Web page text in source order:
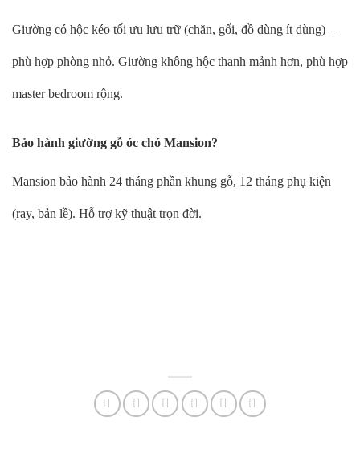
Giường có hộc kéo tối ưu lưu trữ (chăn, gối, đồ dùng ít dùng) –
phù hợp phòng nhỏ. Giường không hộc thanh mảnh hơn, phù hợp
master bedroom rộng.
Bảo hành giường gỗ óc chó Mansion?
Mansion bảo hành 24 tháng phần khung gỗ, 12 tháng phụ kiện
(ray, bản lề). Hỗ trợ kỹ thuật trọn đời.